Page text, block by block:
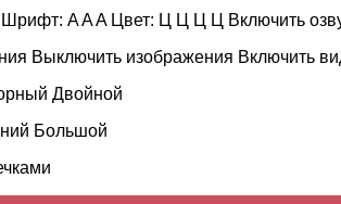
Шрифт: AAA Цвет: Ц Ц Ц Ц Включить
Выключить изображения Включить
Двойной
Большой